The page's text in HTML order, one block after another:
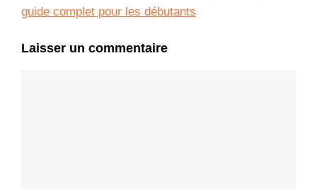
guide complet pour les débutants
Laisser un commentaire